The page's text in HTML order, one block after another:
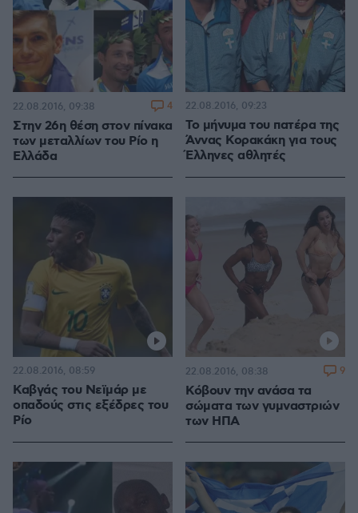
Στην 26η θέση στον πίνακα
των μεταλλίων του Ρίο η
Ελλάδα
22.08.2016, 09:38 4
Το μήνυμα του πατέρα της
Άννας Κορακάκη για τους
Έλληνες αθλητές
22.08.2016, 09:23
Καβγάς του Νεϊμάρ με
οπαδούς στις εξέδρες του
Ρίο
22.08.2016, 08:59
Κόβουν την ανάσα τα
σώματα των γυμναστριών
των ΗΠΑ
22.08.2016, 08:38 9